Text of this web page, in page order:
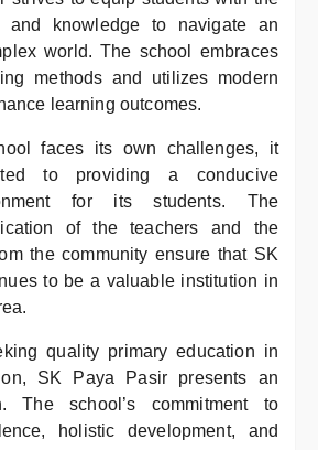
and knowledge to navigate an
world. The school embraces
methods and utilizes modern
learning outcomes.
faces its own challenges, it
to providing a conducive
for its students. The
of the teachers and the
the community ensure that SK
to be a valuable institution in
quality primary education in
SK Paya Pasir presents an
The school’s commitment to
holistic development, and